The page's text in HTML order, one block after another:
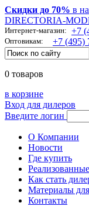
Скидки до 70% в
DIRECTORIA-
Интернет-магазин: +7
Оптовикам: +7 (495)
0 товаров
в корзине
Вход для дилеров
Введите логин
О Компании
Новости
Где купить
Как стать
Материалы
Контакты